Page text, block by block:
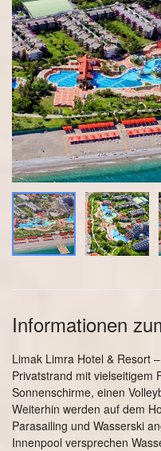
Informationen
Limak Limra Hotel & Resort
Privatstrand mit vielseitigem
Sonnenschirme, einen
Weiterhin werden auf dem
Parasailing und Wasserski
Innenpool versprechen